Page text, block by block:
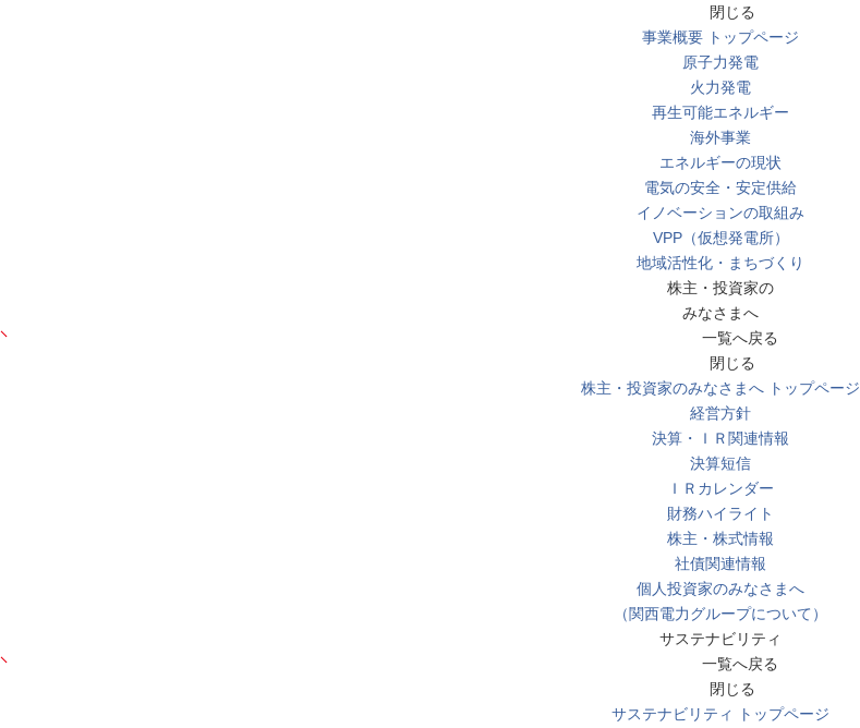
閉じる
事業概要 トップページ
原子力発電
火力発電
再生可能エネルギー
海外事業
エネルギーの現状
電気の安全・安定供給
イノベーションの取組み
VPP（仮想発電所）
地域活性化・まちづくり
株主・投資家の
みなさまへ
一覧へ戻る
閉じる
株主・投資家のみなさまへ トップページ
経営方針
決算・ＩＲ関連情報
決算短信
ＩＲカレンダー
財務ハイライト
株主・株式情報
社債関連情報
個人投資家のみなさまへ
（関西電力グループについて）
サステナビリティ
一覧へ戻る
閉じる
サステナビリティ トップページ